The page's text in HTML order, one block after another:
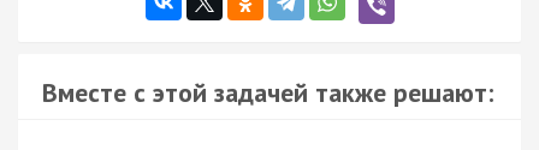
Вместе с этой задачей также решают: